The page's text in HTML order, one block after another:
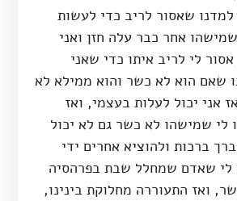
למדנו שאסור לריב כדי לעשות
אחר כבר עלה חזן ואני
לי לריב איתו כדי שאני
שאם הוא לא כשר והוא ממילא לא
אני יכול לעלות בעצמי, ואז
לי שמישהו לא כשר גם לא יכול
ברכות ולהוציא אחרים ידי
לי שאדם שמחלל שבת בפרהסיה
ואז התעוררה מחלוקת בינינו,